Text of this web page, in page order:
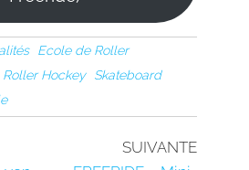
Ecole de Roller
Roller Hockey
Skateboard
SUIVANTE